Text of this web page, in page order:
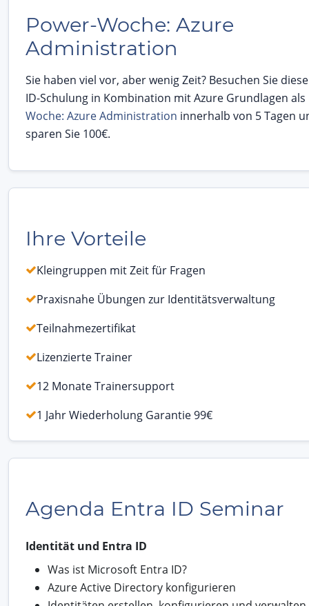
Power-Woche: Azure
Administration
Sie haben viel vor, aber wenig Zeit? Besuchen Sie
ID-Schulung in Kombination mit Azure Grundlagen als
Woche: Azure Administration innerhalb von 5 Tagen
sparen Sie 100€.
Ihre Vorteile
Kleingruppen mit Zeit für Fragen
Praxisnahe Übungen zur Identitätsverwaltung
Teilnahmezertifikat
Lizenzierte Trainer
12 Monate Trainersupport
1 Jahr Wiederholung Garantie 99€
Agenda Entra ID Seminar
Identität und Entra ID
Was ist Microsoft Entra ID?
Azure Active Directory konfigurieren